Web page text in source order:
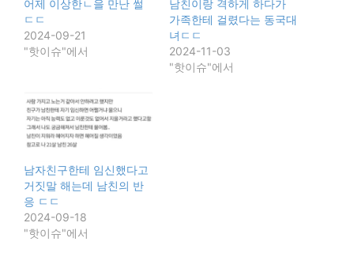
어제 이상한ㄴ을 만난 썰
ㄷㄷ
2024-09-21
"핫이슈"에서
남친이랑 격하게 하다가
가족한테 걸렸다는 동국대
녀ㄷㄷ
2024-11-03
"핫이슈"에서
남자친구한테 임신했다고
거짓말 해는데 남친의 반
응 ㄷㄷ
2024-09-18
"핫이슈"에서